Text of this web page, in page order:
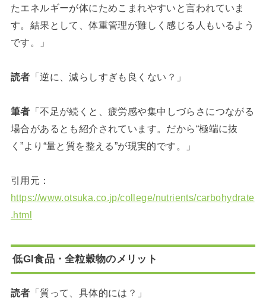
たエネルギーが体にためこまれやすいと言われていま
す。結果として、体重管理が難しく感じる人もいるよう
です。」
読者 「逆に、減らしすぎも良くない？」
筆者 「不足が続くと、疲労感や集中しづらさにつながる
場合があるとも紹介されています。だから“極端に抜
く”より“量と質を整える”が現実的です。」
引用元：
https://www.otsuka.co.jp/college/nutrients/carbohydrate
.html
低GI食品・全粒穀物のメリット
読者 「質って、具体的には？」